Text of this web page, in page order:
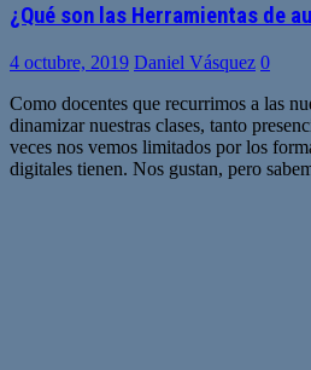
¿Qué son las Herramientas de
4 octubre, 2019 Daniel Vásquez 0
Como docentes que recurrimos a las
dinamizar nuestras clases, tanto
veces nos vemos limitados por los
digitales tienen. Nos gustan, pero